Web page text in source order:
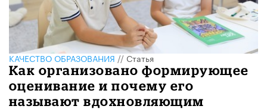
КАЧЕСТВО ОБРАЗОВАНИЯ//Статья
Как организовано формирующее
оценивание и почему его
называют вдохновляющим